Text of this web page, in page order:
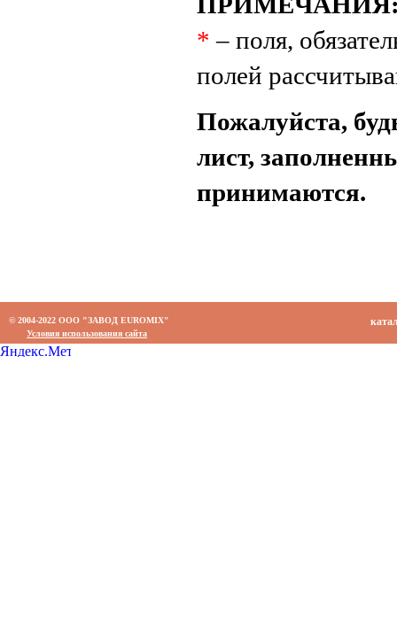
* – поля,
полей
Пожалуйста,
лист,
принимаются.
© 2004-2022 ООО "ЗАВОД EUROMIX"
Условия использования сайта